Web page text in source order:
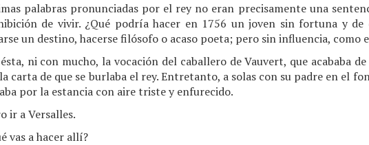
palabras pronunciadas por el rey no eran precisamente una
de vivir. ¿Qué podría hacer en 1756 un joven sin fortuna y
un destino, hacerse filósofo o acaso poeta; pero sin influencia, como
ni con mucho, la vocación del caballero de Vauvert, que acababa
carta de que se burlaba el rey. Entretanto, a solas con su padre en el
por la estancia con aire triste y enfurecido.
ir a Versalles.
vas a hacer allí?